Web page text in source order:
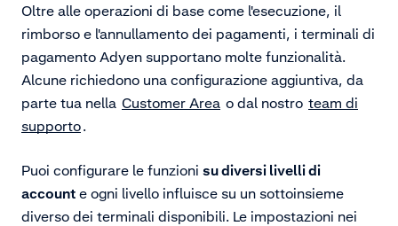
Oltre alle operazioni di base come l'esecuzione, il
rimborso e l'annullamento dei pagamenti, i terminali di
pagamento Adyen supportano molte funzionalità.
Alcune richiedono una configurazione aggiuntiva, da
parte tua nella Customer Area o dal nostro team di
supporto.
Puoi configurare le funzioni su diversi livelli di
account e ogni livello influisce su un sottoinsieme
diverso dei terminali disponibili. Le impostazioni nei